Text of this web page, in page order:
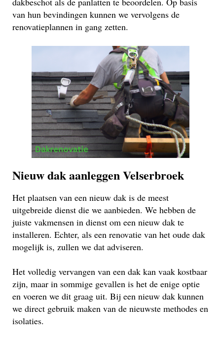
van hun bevindingen kunnen we vervolgens de
renovatieplannen in gang zetten.
Nieuw dak aanleggen Velserbroek
Het plaatsen van een nieuw dak is de meest
uitgebreide dienst die we aanbieden. We hebben de
juiste vakmensen in dienst om een nieuw dak te
installeren. Echter, als een renovatie van het oude dak
mogelijk is, zullen we dat adviseren.
Het volledig vervangen van een dak kan vaak kostbaar
zijn, maar in sommige gevallen is het de enige optie
en voeren we dit graag uit. Bij een nieuw dak kunnen
we direct gebruik maken van de nieuwste methodes en
isolaties.